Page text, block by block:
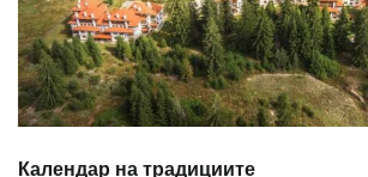
Календар на традициите